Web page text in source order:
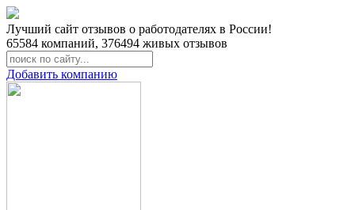
Лучший сайт отзывов о работодателях в России!
65584 компаний, 376494 живых отзывов
Добавить компанию